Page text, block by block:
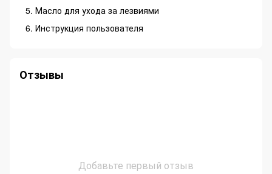
Масло для ухода за лезвиями
Инструкция пользователя
Отзывы
Добавьте первый отзыв